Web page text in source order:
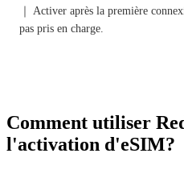
｜ Activer après la première
pas pris en charge.
Comment utiliser
l'activation d'eSIM?